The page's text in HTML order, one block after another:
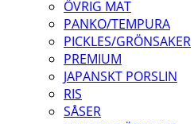
ÖVRIG MAT
PANKO/TEMPURA
PICKLES/GRÖNSAKER
PREMIUM
JAPANSKT PORSLIN
RIS
SÅSER